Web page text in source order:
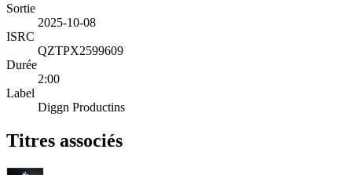
Sortie
2025-10-08
ISRC
QZTPX2599609
Durée
2:00
Label
Diggn Productins
Titres associés